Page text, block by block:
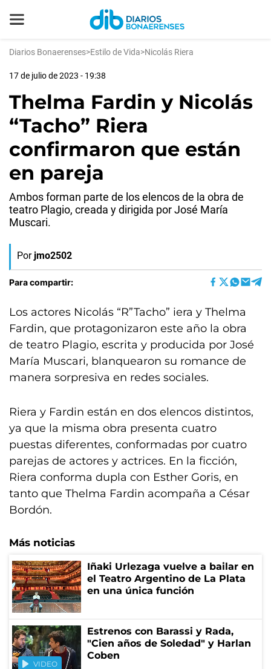
Diarios Bonaerenses>Estilo de Vida>Nicolás Riera
17 de julio de 2023 - 19:38
Thelma Fardin y Nicolás
“Tacho” Riera
confirmaron que están
en pareja
Ambos forman parte de los elencos de la obra de
teatro Plagio, creada y dirigida por José María
Muscari.
Por jmo2502
Para compartir:
Los actores Nicolás “R”Tacho” iera y Thelma
Fardin, que protagonizaron este año la obra
de teatro Plagio, escrita y producida por José
María Muscari, blanquearon su romance de
manera sorpresiva en redes sociales.
Riera y Fardin están en dos elencos distintos,
ya que la misma obra presenta cuatro
puestas diferentes, conformadas por cuatro
parejas de actores y actrices. En la ficción,
Riera conforma dupla con Esther Goris, en
tanto que Thelma Fardin acompaña a César
Bordón.
Más noticias
Iñaki Urlezaga vuelve a bailar en
el Teatro Argentino de La Plata
en una única función
VIDEO
Estrenos con Barassi y Rada,
"Cien años de Soledad" y Harlan
Coben